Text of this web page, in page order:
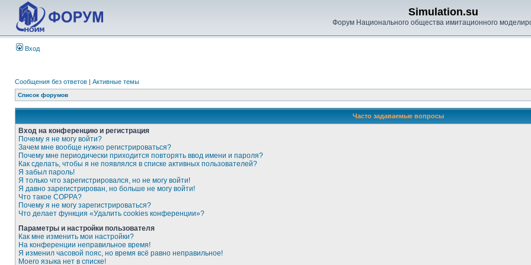
Simulation.su
Форум Национального общества имитационного
Вход
Сообщения без ответов | Активные темы
Список форумов
Часто задаваемые вопросы
Вход на конференцию и регистрация
Почему я не могу войти?
Зачем мне вообще нужно регистрироваться?
Почему мне периодически приходится повторять ввод имени и пароля?
Как сделать, чтобы я не появлялся в списке активных пользователей?
Я забыл пароль!
Я только что зарегистрировался, но не могу войти!
Я давно зарегистрирован, но больше не могу войти!
Что такое COPPA?
Почему я не могу зарегистрироваться?
Что делает функция «Удалить cookies конференции»?
Параметры и настройки пользователя
Как мне изменить мои настройки?
На конференции неправильное время!
Я изменил часовой пояс, но время всё равно неправильное!
Моего языка нет в списке!